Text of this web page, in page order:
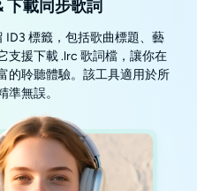
下載同步歌詞
ID3 標籤，包括歌曲標題、藝
支援下載 .lrc 歌詞檔，讓你在
的聆聽體驗。該工具適用於所
無誤。